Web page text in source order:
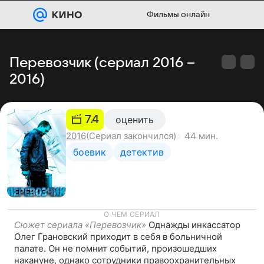
Фильмы онлайн
Перевозчик (сериал 2016 –
2016)
7.4 оценить
2016(Сериал закончился) 44 мин.
боевик детектив
О ЧЕМ СЕРИАЛ
Сюжет сериала «Перевозчик» Однажды инкассатор
Олег Грановский приходит в себя в больничной
палате. Он не помнит событий, произошедших
накануне, однако сотрудники правоохранительных